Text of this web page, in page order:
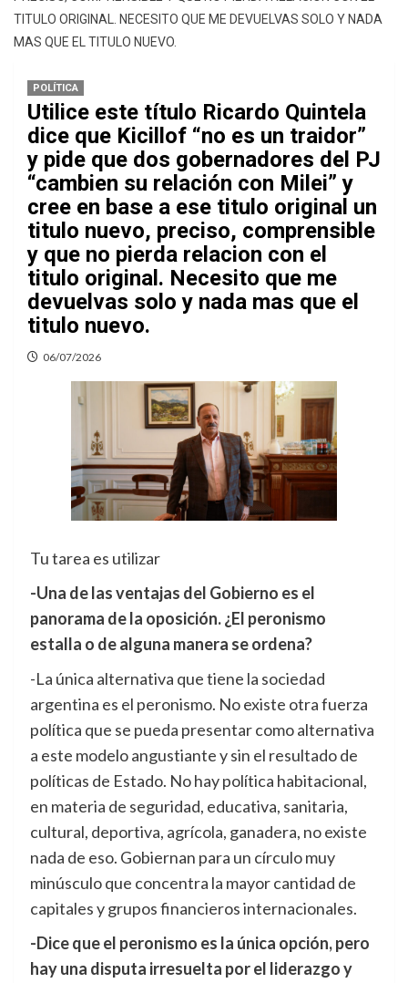
TITULO ORIGINAL. NECESITO QUE ME DEVUELVAS SOLO Y NADA
MAS QUE EL TITULO NUEVO.
POLÍTICA
Utilice este título Ricardo Quintela
dice que Kicillof “no es un traidor”
y pide que dos gobernadores del PJ
“cambien su relación con Milei” y
cree en base a ese titulo original un
titulo nuevo, preciso, comprensible
y que no pierda relacion con el
titulo original. Necesito que me
devuelvas solo y nada mas que el
titulo nuevo.
06/07/2026
Tu tarea es utilizar
-Una de las ventajas del Gobierno es el
panorama de la oposición. ¿El peronismo
estalla o de alguna manera se ordena?
-La única alternativa que tiene la sociedad
argentina es el peronismo. No existe otra fuerza
política que se pueda presentar como alternativa
a este modelo angustiante y sin el resultado de
políticas de Estado. No hay política habitacional,
en materia de seguridad, educativa, sanitaria,
cultural, deportiva, agrícola, ganadera, no existe
nada de eso. Gobiernan para un círculo muy
minúsculo que concentra la mayor cantidad de
capitales y grupos financieros internacionales.
-Dice que el peronismo es la única opción, pero
hay una disputa irresuelta por el liderazgo y